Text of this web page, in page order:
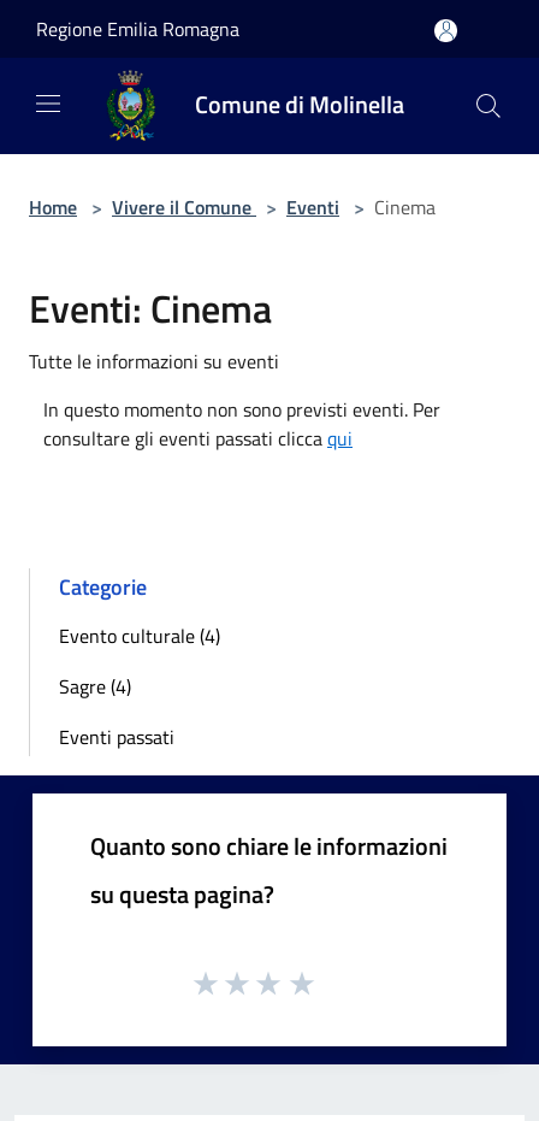
Regione Emilia Romagna
Comune di Molinella
Home > Vivere il Comune > Eventi > Cinema
Eventi: Cinema
Tutte le informazioni su eventi
In questo momento non sono previsti eventi. Per
consultare gli eventi passati cliccaqui
Categorie
Evento culturale (4)
Sagre (4)
Eventi passati
Quanto sono chiare le informazioni
su questa pagina?